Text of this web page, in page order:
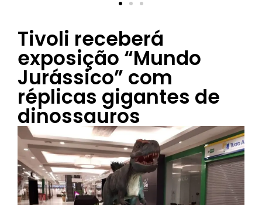
Tivoli receberá
exposição “Mundo
Jurássico” com
réplicas gigantes de
dinossauros